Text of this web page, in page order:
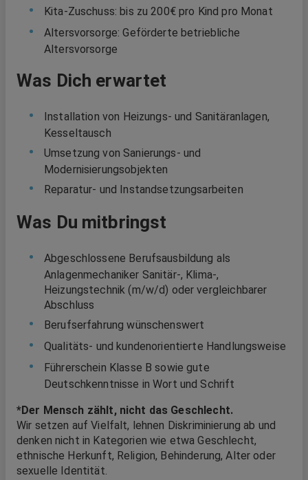
Kita-Zuschuss: bis zu 200€ pro Kind pro Monat
Altersvorsorge: Geförderte betriebliche
Altersvorsorge
Was Dich erwartet
Installation von Heizungs- und Sanitäranlagen,
Kesseltausch
Umsetzung von Sanierungs- und
Modernisierungsobjekten
Reparatur- und Instandsetzungsarbeiten
Was Du mitbringst
Abgeschlossene Berufsausbildung als
Anlagenmechaniker Sanitär-, Klima-,
Heizungstechnik (m/w/d) oder vergleichbarer
Abschluss
Berufserfahrung wünschenswert
Qualitäts- und kundenorientierte Handlungsweise
Führerschein Klasse B sowie gute
Deutschkenntnisse in Wort und Schrift
*Der Mensch zählt, nicht das Geschlecht.
Wir setzen auf Vielfalt, lehnen Diskriminierung ab und
denken nicht in Kategorien wie etwa Geschlecht,
ethnische Herkunft, Religion, Behinderung, Alter oder
sexuelle Identität.